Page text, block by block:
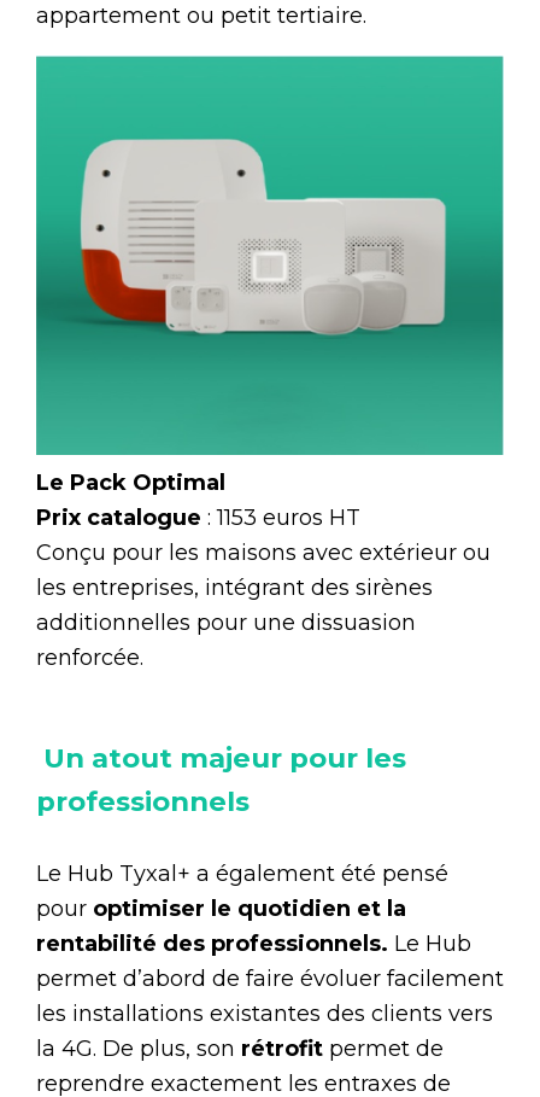
appartement ou petit tertiaire.
Le Pack Optimal
Prix catalogue : 1153 euros HT
Conçu pour les maisons avec extérieur ou
les entreprises, intégrant des sirènes
additionnelles pour une dissuasion
renforcée.
Un atout majeur pour les
professionnels
Le Hub Tyxal+ a également été pensé
pour optimiser le quotidien et la
rentabilité des professionnels. Le Hub
permet d’abord de faire évoluer facilement
les installations existantes des clients vers
la 4G. De plus, son rétrofit permet de
reprendre exactement les entraxes de